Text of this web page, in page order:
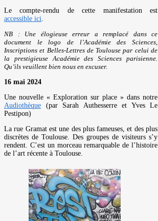
Le compte-rendu de cette manifestation est
accessible ici
NB : Une élogieuse erreur a remplacé dans ce
document le logo de l’Académie des Sciences,
Inscriptions et Belles-Lettres de Toulouse par celui de
la prestigieuse Académie des Sciences parisienne.
Qu’ils veuillent bien nous en excuser.
16 mai 2024
Une nouvelle « Exploration sur place » dans notre
Audiothèque (par Sarah Authesserre et Yves Le
Pestipon)
La rue Gramat est une des plus fameuses, et des plus
discrètes de Toulouse. Des groupes de visiteurs s’y
rendent. C’est un morceau remarquable de l’histoire
de l’art récente à Toulouse.